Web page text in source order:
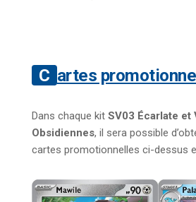
Cartes
Dans chaque kit SV03 Écarlate et
Obsidiennes, il sera possible
cartes promotionnelles ci-dessus